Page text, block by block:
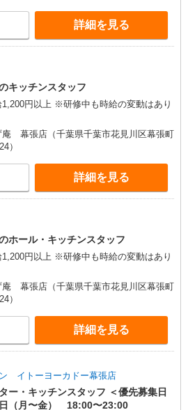
詳細を見る
キッチンスタッフ
1,200円以上 ※研修中も時給の変動はあり
庵 幕張店（千葉県千葉市花見川区幕張町
）
詳細を見る
ホール・キッチンスタッフ
1,200円以上 ※研修中も時給の変動はあり
庵 幕張店（千葉県千葉市花見川区幕張町
）
詳細を見る
イトーヨーカドー幕張店
ー・キッチンスタッフ ＜優先募集日
（月〜金） 18:00〜23:00